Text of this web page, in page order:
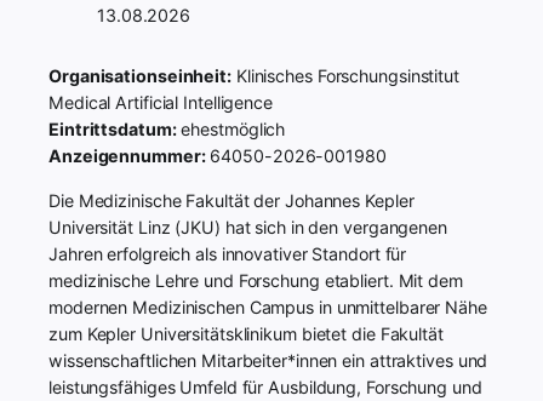
13.08.2026
Organisationseinheit:Klinisches Forschungsinstitut
Medical Artificial Intelligence
Eintrittsdatum:ehestmöglich
Anzeigennummer:64050-2026-001980
Die Medizinische Fakultät der Johannes Kepler
Universität Linz (JKU) hat sich in den vergangenen
Jahren erfolgreich als innovativer Standort für
medizinische Lehre und Forschung etabliert. Mit dem
modernen Medizinischen Campus in unmittelbarer Nähe
zum Kepler Universitätsklinikum bietet die Fakultät
wissenschaftlichen Mitarbeiter*innen ein attraktives und
leistungsfähiges Umfeld für Ausbildung, Forschung und